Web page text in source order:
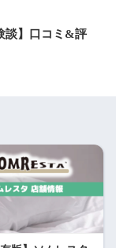
談】口コミ&評